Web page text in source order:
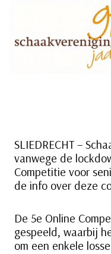
inhoud
SLIEDRECHT –
vanwege de
Competitie voor
de info over deze
De 5e Online
gespeeld, waarbij
om een enkele